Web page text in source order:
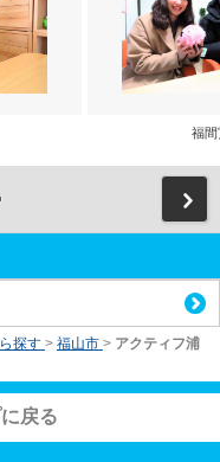
福間
探す > 福山市 > アクティフ浦
戻る